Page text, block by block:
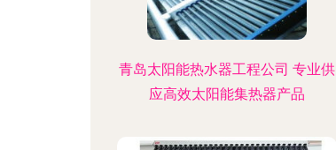
青岛太阳能热水器工程公司 专业供
应高效太阳能集热器产品